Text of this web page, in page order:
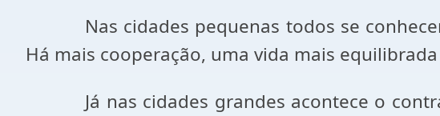
Nas cidades pequenas todos se
Há mais cooperação, uma vida mais
Já nas cidades grandes acontece o